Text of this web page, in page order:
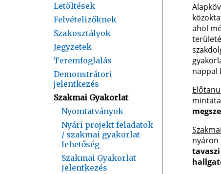
Letöltések
Felvételizőknek
Szakosztályok
Jegyzetek
Teremfoglalás
Demonstrátori
jelentkezés
Szakmai Gyakorlat
Nyomtatványok
Nyári projekt feladatok
/ szakmai gyakorlat
lehetőség
Szakmai Gyakorlat
Jelentkezés
ahol
nappal
nyáron